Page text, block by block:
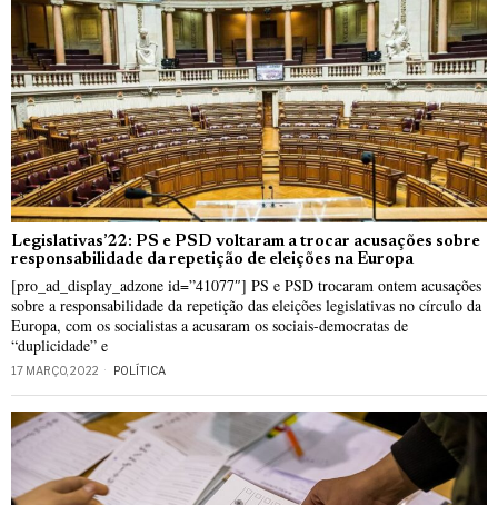
Legislativas’22: PS e PSD voltaram a trocar acusações sobre
responsabilidade da repetição de eleições na Europa
[pro_ad_display_adzone id=”41077″] PS e PSD trocaram ontem acusações
sobre a responsabilidade da repetição das eleições legislativas no círculo da
Europa, com os socialistas a acusaram os sociais-democratas de
“duplicidade” e
17 MARÇO, 2022 POLÍTICA